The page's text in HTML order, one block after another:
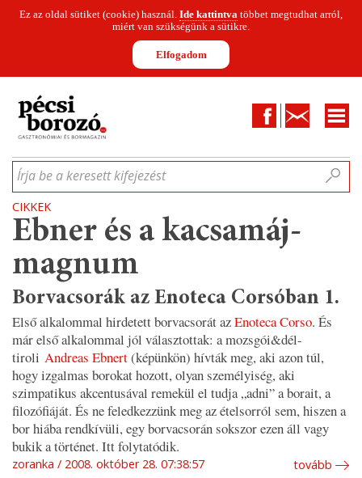
Ez az oldal sütiket (cookie) használ. Ide kattintva többet megtudhat arról,
miért van szükségünk a sütikre.
Elfogadom
FacebookKapcsolat
CIKKEKHÍREKINFOGRAFIKÁKMUNKATÁRSAKWINESOFA
Írja be a keresett kifejezést
CIKKEK
Ebner és a kacsamáj-
magnum
Borvacsorák az Enoteca Corsóban 1.
Első alkalommal hirdetett borvacsorát azEnoteca Corso. És
már első alkalommal jól választottak: a mozsgói&dél-
tiroli Andreas Ebnert(képünkön) hívták meg, aki azon túl,
hogy izgalmas borokat hozott, olyan személyiség, aki
szimpatikus akcentusával remekül el tudja „adni” a borait, a
filozófiáját. És ne feledkezzünk meg az ételsorról sem, hiszen a
bor hiába rendkívüli, egy borvacsorán sokszor ezen áll vagy
bukik a történet. Itt folytatódik.
zoranka 2008. október 28. 07:38:57 tovább